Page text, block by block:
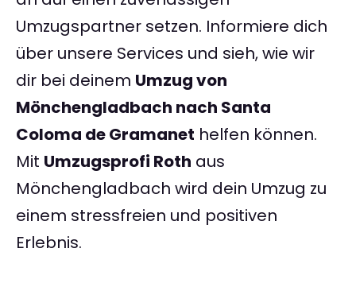
Umzugspartner setzen. Informiere dich
über unsere Services und sieh, wie wir
dir bei deinem Umzug von
Mönchengladbach nach Santa
Coloma de Gramanet helfen können.
Mit Umzugsprofi Roth aus
Mönchengladbach wird dein Umzug zu
einem stressfreien und positiven
Erlebnis.